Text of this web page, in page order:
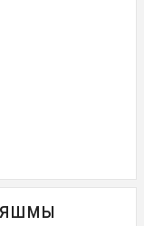
яшмы